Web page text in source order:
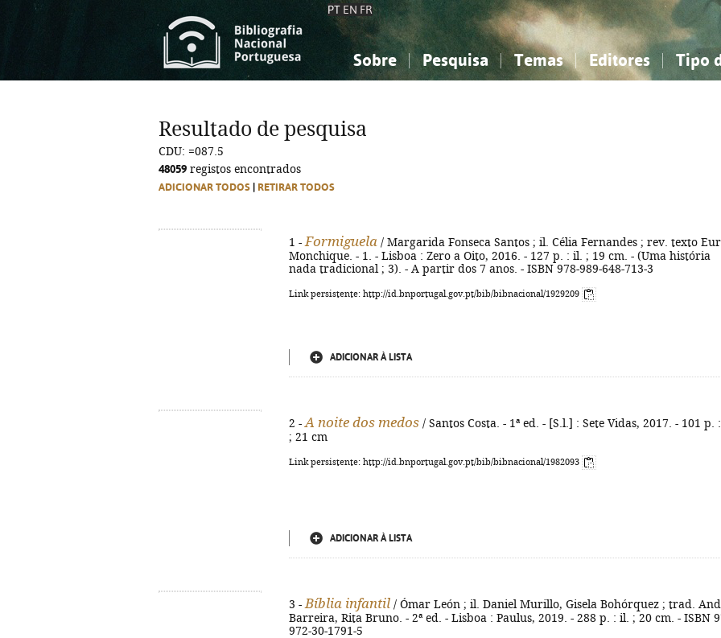
PT EN FR
Sobre Pesquisa Temas
Ciências sociais...
Editores Tipo
Ciências sociais...
Resultado de pesquisa
CDU: =087.5
48059 registos encontrados
ADICIONAR TODOS RETIRAR TODOS
1 - Formiguela / Margarida Fonseca Santos ; il. Célia Fernandes ; rev. texto
Monchique. - 1. - Lisboa : Zero a Oito, 2016. - 127 p. : il. ; 19 cm. - (Uma história
nada tradicional ; 3). - A partir dos 7 anos. - ISBN 978-989-648-713-3
Link persistente: http://id.bnportugal.gov.pt/bib/bibnacional/1929209
ADICIONAR À LISTA
2 - A noite dos medos / Santos Costa. - 1ª ed. - [S.l.] : Sete Vidas, 2017. - 101 p. :
; 21 cm
Link persistente: http://id.bnportugal.gov.pt/bib/bibnacional/1982093
ADICIONAR À LISTA
3 - Bíblia infantil / Ómar León ; il. Daniel Murillo, Gisela Bohórquez ; trad.
Barreira, Rita Bruno. - 2ª ed. - Lisboa : Paulus, 2019. - 288 p. : il. ; 20 cm. - ISBN
972-30-1791-5